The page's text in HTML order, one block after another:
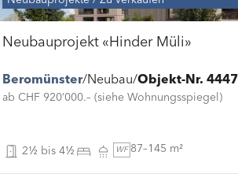
Neubauprojekt «Hinder Müli»
Beromünster Neubau Objekt-Nr.
ab CHF 920’000.– (siehe Wohnungsspiegel)
2½ bis 4½ WF 87–145 m²